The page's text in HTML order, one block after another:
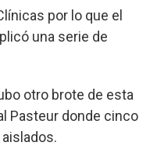
por lo que el
una serie de
otro brote de esta
Pasteur donde cinco